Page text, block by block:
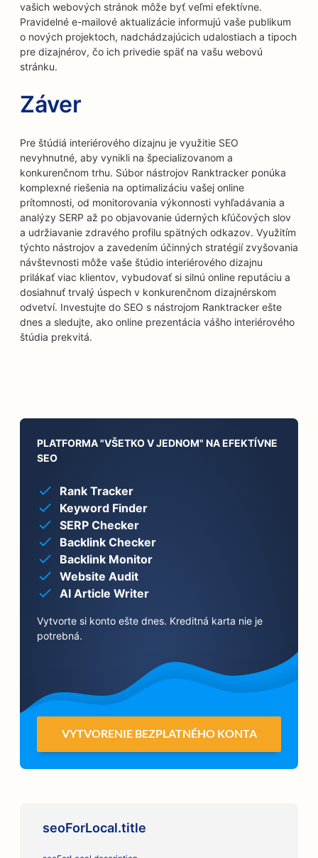
vašich webových stránok môže byť veľmi efektívne.
Pravidelné e-mailové aktualizácie informujú vaše publikum
o nových projektoch, nadchádzajúcich udalostiach a tipoch
pre dizajnérov, čo ich privedie späť na vašu webovú
stránku.
Záver
Pre štúdiá interiérového dizajnu je využitie SEO
nevyhnutné, aby vynikli na špecializovanom a
konkurenčnom trhu. Súbor nástrojov Ranktracker ponúka
komplexné riešenia na optimalizáciu vašej online
prítomnosti, od monitorovania výkonnosti vyhľadávania a
analýzy SERP až po objavovanie úderných kľúčových slov
a udržiavanie zdravého profilu spätných odkazov. Využitím
týchto nástrojov a zavedením účinných stratégií zvyšovania
návštevnosti môže vaše štúdio interiérového dizajnu
prilákať viac klientov, vybudovať si silnú online reputáciu a
dosiahnuť trvalý úspech v konkurenčnom dizajnérskom
odvetví. Investujte do SEO s nástrojom Ranktracker ešte
dnes a sledujte, ako online prezentácia vášho interiérového
štúdia prekvitá.
PLATFORMA "VŠETKO V JEDNOM" NA EFEKTÍVNE
SEO
Rank Tracker
Keyword Finder
SERP Checker
Backlink Checker
Backlink Monitor
Website Audit
AI Article Writer
Vytvorte si konto ešte dnes. Kreditná karta nie je
potrebná.
VYTVORENIE BEZPLATNÉHO KONTA
seoForLocal.title